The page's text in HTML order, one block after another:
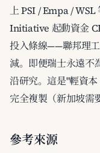
上 PSI / Empa /
Initiative 起動資金
投入條線——聯邦理
減。即便瑞士永遠不
沿研究。這是"輕資
完全複製（新加坡需
參考來源